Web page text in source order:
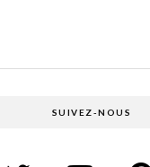
SUIVEZ-NOUS